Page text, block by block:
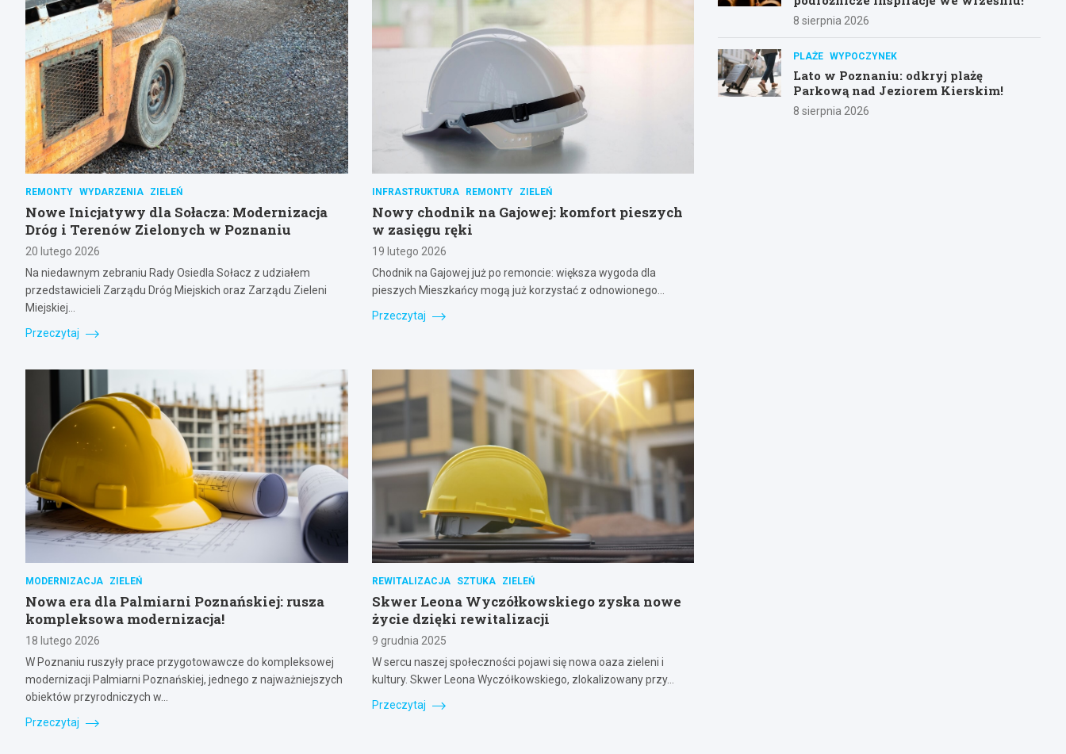
REMONTY WYDARZENIA ZIELEŃ
Nowe Inicjatywy dla Sołacza: Modernizacja
Dróg i Terenów Zielonych w Poznaniu
20 lutego 2026
Na niedawnym zebraniu Rady Osiedla Sołacz z udziałem
przedstawicieli Zarządu Dróg Miejskich oraz Zarządu Zieleni
Miejskiej…
Przeczytaj
INFRASTRUKTURA REMONTY ZIELEŃ
Nowy chodnik na Gajowej: komfort pieszych
w zasięgu ręki
19 lutego 2026
Chodnik na Gajowej już po remoncie: większa wygoda dla
pieszych Mieszkańcy mogą już korzystać z odnowionego…
Przeczytaj
MODERNIZACJA ZIELEŃ
Nowa era dla Palmiarni Poznańskiej: rusza
kompleksowa modernizacja!
18 lutego 2026
W Poznaniu ruszyły prace przygotowawcze do kompleksowej
modernizacji Palmiarni Poznańskiej, jednego z najważniejszych
obiektów przyrodniczych w…
Przeczytaj
REWITALIZACJA SZTUKA ZIELEŃ
Skwer Leona Wyczółkowskiego zyska nowe
życie dzięki rewitalizacji
9 grudnia 2025
W sercu naszej społeczności pojawi się nowa oaza zieleni i
kultury. Skwer Leona Wyczółkowskiego, zlokalizowany przy…
Przeczytaj
8 sierpnia 2026
PLAŻE WYPOCZYNEK
Lato w Poznaniu: odkryj plażę
Parkową nad Jeziorem Kierskim!
8 sierpnia 2026